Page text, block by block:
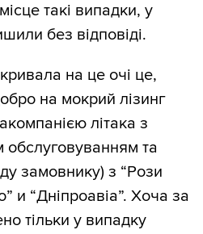
такі випадки, у
без відповіді.
на це очі це,
на мокрий лізинг
літака з
обслуговуванням та
замовнику) з “Рози
и “Дніпроавіа”. Хоча за
тільки у випадку